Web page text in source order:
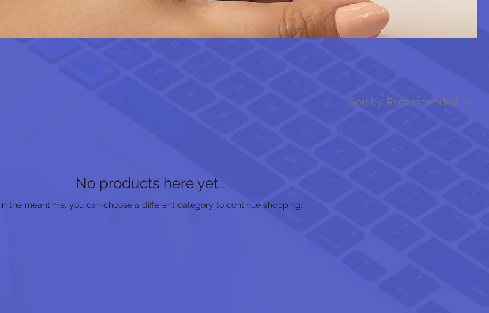
Sort by: Recommended
No products here yet...
In the meantime, you can choose a different category to continue shopping.